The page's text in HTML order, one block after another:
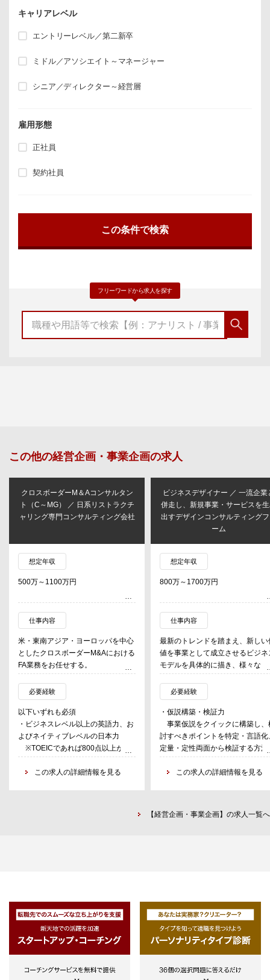
キャリアレベル
エントリーレベル／第二新卒
ミドル／アソシエイト～マネージャー
シニア／ディレクター～経営層
雇用形態
正社員
契約社員
フリーワードから求人を探す
この他の経営企画・事業企画の求人
クロスボーダーM＆Aコンサルタン
ト（C～MG） ／ 日系リストラクチ
ャリング専門コンサルティング会社
想定年収
500万～1100万円
仕事内容
米・東南アジア・ヨーロッパを中心
としたクロスボーダーM&Aにおける
FA業務をお任せする。
クライアントは主に日本企業であ
り、海外の会社を買収する際のバイ
サイドFAが多いが、セルサイドFA
も一部ある。
入社直後に取り組んでいただく仕事
・オリジネーション業務
＆A案件を日本企業へ提案、営業活
必要経験
以下いずれも必須
・ビジネスレベル以上の英語力、お
よびネイティブレベルの日本力
※TOEICであれば800点以上が目
安
・コンサル業界または仲介含むM＆
この求人の詳細情報を見る
ビジネスデザイナー ／ 一流企業
併走し、新規事業・サービスを
出すデザインコンサルティング
ーム
想定年収
800万～1700万円
仕事内容
最新のトレンドを踏まえ、新しい
値を事業として成立させるビジネ
モデルを具体的に描き、様々な
検証手法を用いながら事業仮説の
力と可能性を合理的に説明する。
規事業開発チームだけでなく、
経営層や関連部署を巻き込んで合
を生み出し、立ち上げに向けた事
構築やローンチ後の事業
グロースまでと幅広い領域を担い
必要経験
・仮説構築・検証力
事業仮説をクイックに構築し、
討すべきポイントを特定・言語化
定量・定性両面から検証する方法
設計・実施できる。また、検証結
を踏まえ事業仮説の精度を引き上
事業の育て方に習熟し、競争環境
ホルダー間の合意形成を
リードすることができる。
・共創力
事業検討にかかわる多様なステー
ホルダーの背景を理解し、様々な
ジネス課題を、
共創プロセスで解決することがで
この求人の詳細情報を見る
【経営企画・事業企画】の求人一覧へ